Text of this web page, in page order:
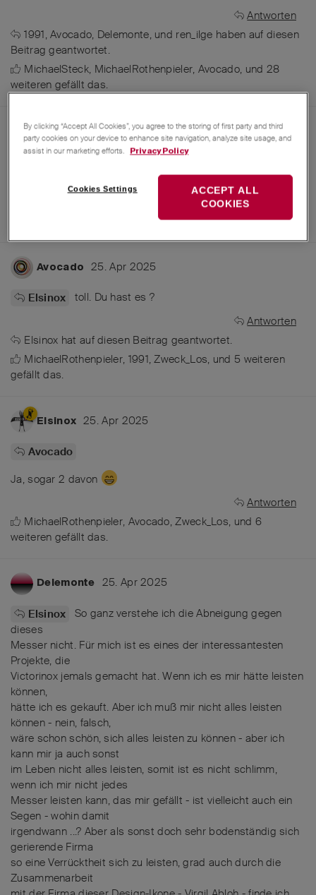
Antworten
1991,Avocado, Delemonte, und ren_ilge haben auf diesen
Beitrag geantwortet.
MichaelSteck, MichaelRothenpieler, Avocado, und 28
weiteren gefällt das.
1991 25. Apr 2025
Antworten
Zweck_Los, und
Avocado 25. Apr 2025
Elsinox
toll. Du hast es ?
Antworten
Elsinox hat auf diesen Beitrag geantwortet.
MichaelRothenpieler, 1991,Zweck_Los, und 5 weiteren
gefällt das.
Elsinox 25. Apr 2025
Avocado
Ja, sogar 2 davon
Antworten
MichaelRothenpieler, Avocado,Zweck_Los, und 6
weiteren gefällt das.
Delemonte 25. Apr 2025
Elsinox
So ganz verstehe ich die Abneigung gegen
dieses
Messer nicht. Für mich ist es eines der interessantesten
Projekte, die
Victorinox jemals gemacht hat. Wenn ich es mir hätte leisten
können,
hätte ich es gekauft. Aber ich muß mir nicht alles leisten
können - nein, falsch,
wäre schon schön, sich alles leisten zu können - aber ich
kann mir ja auch sonst
im Leben nicht alles leisten, somit ist es nicht schlimm,
wenn ich mir nicht jedes
Messer leisten kann, das mir gefällt - ist vielleicht auch ein
Segen - wohin damit
irgendwann ...? Aber als sonst doch sehr bodenständig sich
gerierende Firma
so eine Verrücktheit sich zu leisten, grad auch durch die
Zusammenarbeit
By clicking “Accept All Cookies”, you agree to the storing of first party and third
party cookies on your device to enhance site navigation, analyze site usage, and
assist in our marketing efforts.
Privacy Policy
Cookies Settings
ACCEPT ALL
COOKIES